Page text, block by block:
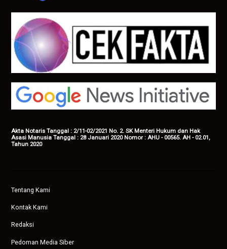
Akta Notaris Tanggal : 2/11-02/2021 No. 2. SK Menteri Hukum dan Hak
Asasi Manusia Tanggal : 28 Januari 2020 Nomor : AHU - 00565. AH - 02.01,
Tahun 2020
Tentang Kami
Kontak Kami
Redaksi
Pedoman Media Siber